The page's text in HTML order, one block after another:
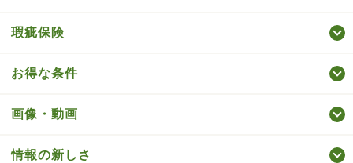
瑕疵保険
お得な条件
画像・動画
情報の新しさ